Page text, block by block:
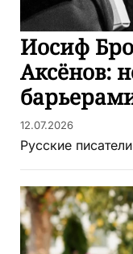
Иосиф
Аксёнов:
12.07.2026
Русские